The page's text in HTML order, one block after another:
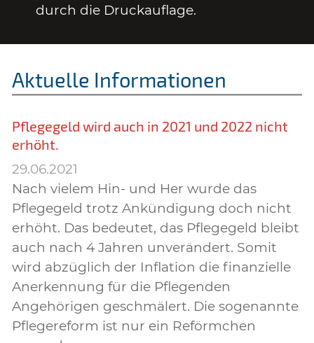
durch die Druckauflage.
Aktuelle Informationen
Pflegegeld wird auch in 2021 und 2022 nicht
erhöht.
29.06.2021
Nach vielem Hin- und Her wurde das
Pflegegeld trotz Ankündigung doch nicht
erhöht. Das bedeutet, das Pflegegeld bleibt
auch nach 4 Jahren unverändert. Somit
wird abzüglich der Inflation die finanzielle
Anerkennung für die Pflegenden
Angehörigen geschmälert. Die sogenannte
Pflegereform ist nur ein Reförmchen